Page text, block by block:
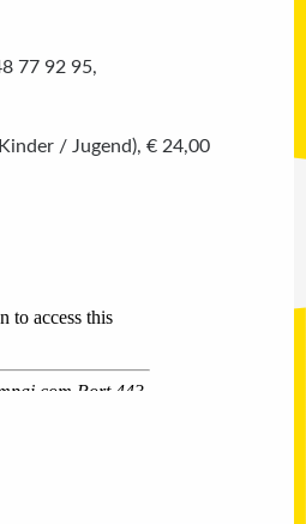
77 92 95,
/ Jugend), € 24,00